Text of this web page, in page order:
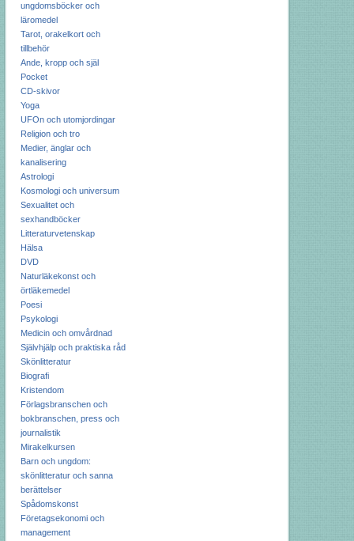
ungdomsböcker och
läromedel
Tarot, orakelkort och
tillbehör
Ande, kropp och själ
Pocket
CD-skivor
Yoga
UFOn och utomjordingar
Religion och tro
Medier, änglar och
kanalisering
Astrologi
Kosmologi och universum
Sexualitet och
sexhandböcker
Litteraturvetenskap
Hälsa
DVD
Naturläkekonst och
örtläkemedel
Poesi
Psykologi
Medicin och omvårdnad
Självhjälp och praktiska råd
Skönlitteratur
Biografi
Kristendom
Förlagsbranschen och
bokbranschen, press och
journalistik
Mirakelkursen
Barn och ungdom:
skönlitteratur och sanna
berättelser
Spådomskonst
Företagsekonomi och
management